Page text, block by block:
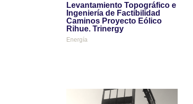
Levantamiento Topográfico e
Ingeniería de Factibilidad
Caminos Proyecto Eólico
Rihue. Trinergy
Energía